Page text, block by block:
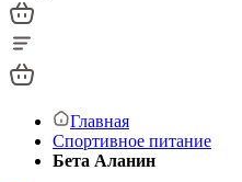
Главная
Спортивное питание
Бета Аланин